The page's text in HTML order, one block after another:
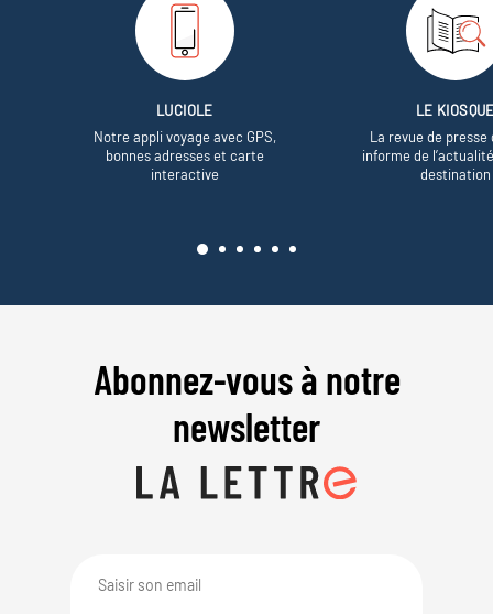
LUCIOLE
Notre appli voyage avec GPS,
bonnes adresses et carte
interactive
LE
La revue de presse
informe de
destination
Abonnez-vous à notre
newsletter